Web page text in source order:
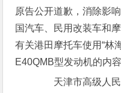
原告公开道歉，消除影
国汽车、民用改装车和
有关港田摩托车使用“林
E40QMB型发动机的内
天津市高级人民